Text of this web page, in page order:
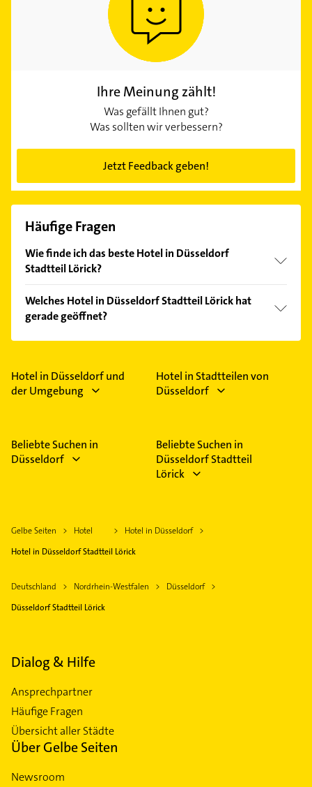
Ihre Meinung zählt!
Was gefällt Ihnen gut?
Was sollten wir verbessern?
Jetzt Feedback geben!
Häufige Fragen
Wie finde ich das beste Hotel in Düsseldorf
Stadtteil Lörick?
Kundenmeinungen und profitieren Sie von den
Empfehlungen. Die Suchergebnisse können Sie sich
einfach nachBewertungensortiert anzeigen lassen.
Welches Hotel in Düsseldorf Stadtteil Lörick hat
gerade geöffnet?
Im Anbieter-Bereich finden Sie alleÖffnungszeiten.
Feiertagen abweichen können.
Hotel in Düsseldorf und
der Umgebung
Hotel in Stadtteilen von
Düsseldorf
Beliebte Suchen in
Düsseldorf
Beliebte Suchen in
Düsseldorf Stadtteil
Lörick
Gelbe Seiten Hotel
Hotel in Düsseldorf
Hotel in Düsseldorf Stadtteil Lörick
Deutschland Nordrhein-Westfalen
Düsseldorf
Düsseldorf Stadtteil Lörick
Dialog & Hilfe
Ansprechpartner
Häufige Fragen
Übersicht aller Städte
Über Gelbe Seiten
Newsroom